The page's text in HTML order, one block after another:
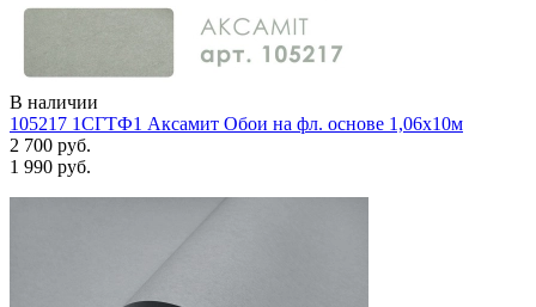
В наличии
105217 1СГТФ1 Аксамит Обои на фл. основе 1,06х10м
2 700 руб.
1 990 руб.